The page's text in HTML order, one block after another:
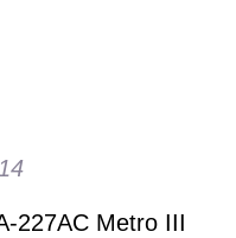
227AC Metro III